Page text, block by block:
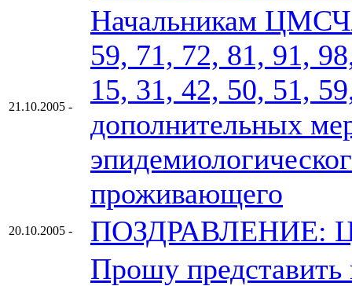
21.10.2005 -
Начальникам
59, 71, 72, 81, 91,
15, 31, 42, 50, 51,
дополнительных
проживающего
20.10.2005 - ПОЗДРАВЛЕНИЕ:
Прошу